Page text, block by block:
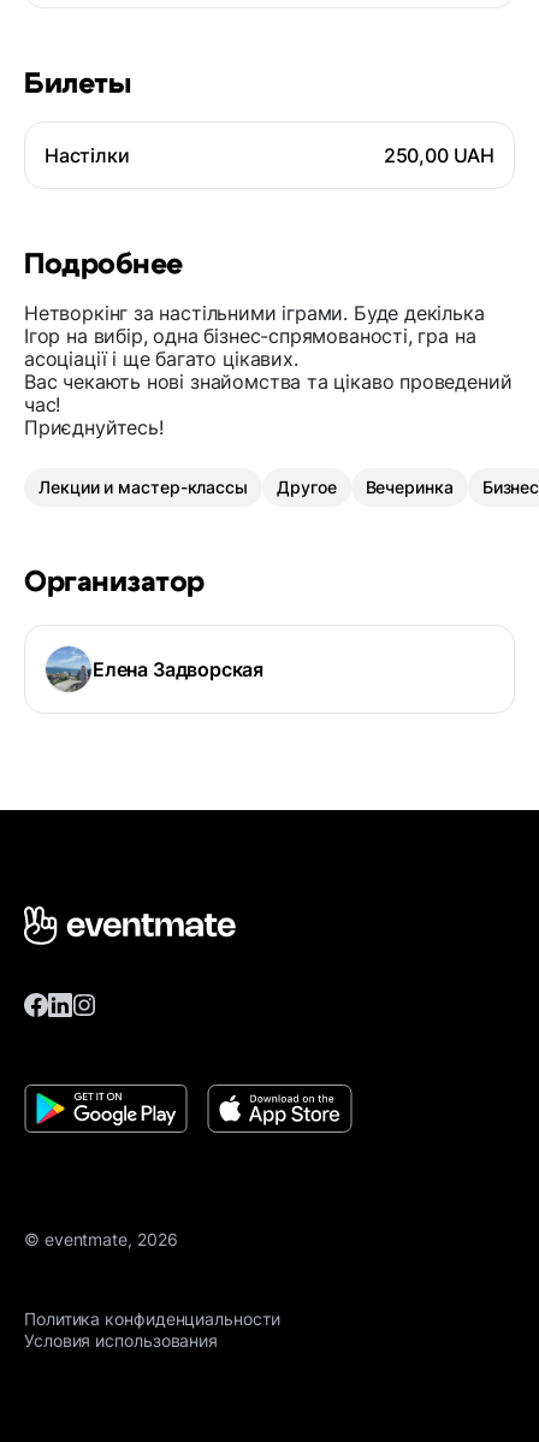
Билеты
Настілки 250,00 UAH
Подробнее
Нетворкінг за настільними іграми. Буде декілька
Ігор на вибір, одна бізнес-спрямованості, гра на
асоціації і ще багато цікавих.
Вас чекають нові знайомства та цікаво проведений
час!
Приєднуйтесь!
Лекции и мастер-классы Другое Вечеринка Бизнес
Организатор
Елена Задворская
© eventmate, 2026
Политика конфиденциальности
Условия использования